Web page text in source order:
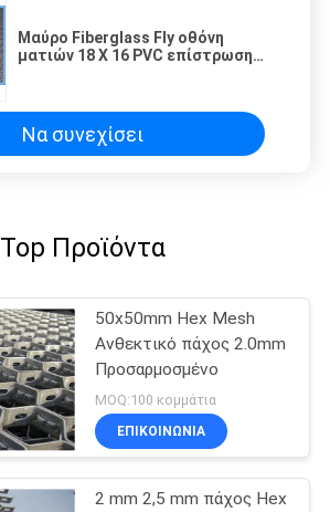
Μαύρο Fiberglass Fly οθόνη
ματιών 18 X 16 PVC επίστρωση
Να συνεχίσει
Top Προϊόντα
50x50mm Hex Mesh
Ανθεκτικό πάχος 2.0mm
Προσαρμοσμένο
MOQ:100 κομμάτια
ΕΠΙΚΟΙΝΩΝΊΑ
2 mm 2,5 mm πάχος Hex